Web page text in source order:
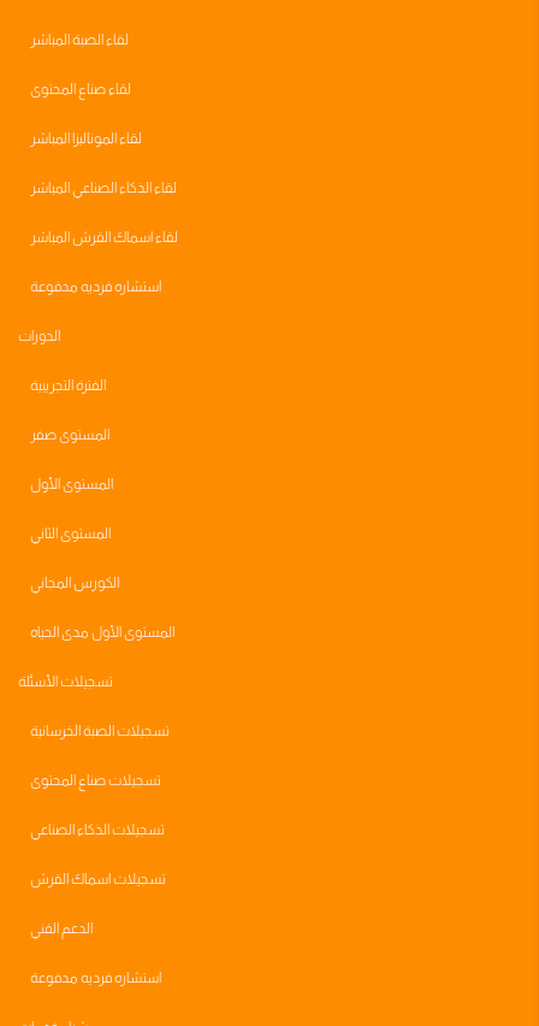
لقاء الصبة المباشر
لقاء صناع المحتوى
لقاء الموناليزا المباشر
لقاء الذكاء الصناعي المباشر
لقاء اسماك القرش المباشر
استشاره فرديه مدفوعة
الدورات
الفترة التجريبية
المستوى صفر
المستوى الأول
المستوى الثاني
الكورس المجاني
المستوى الأول مدى الحياه
تسجيلات الأسئلة
تسجيلات الصبة الخرسانية
تسجيلات صناع المحتوى
تسجيلات الذكاء الصناعي
تسجيلات اسماك القرش
الدعم الفني
استشاره فرديه مدفوعة